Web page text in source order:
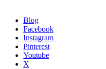
Blog
Facebook
Instagram
Pinterest
Youtube
X